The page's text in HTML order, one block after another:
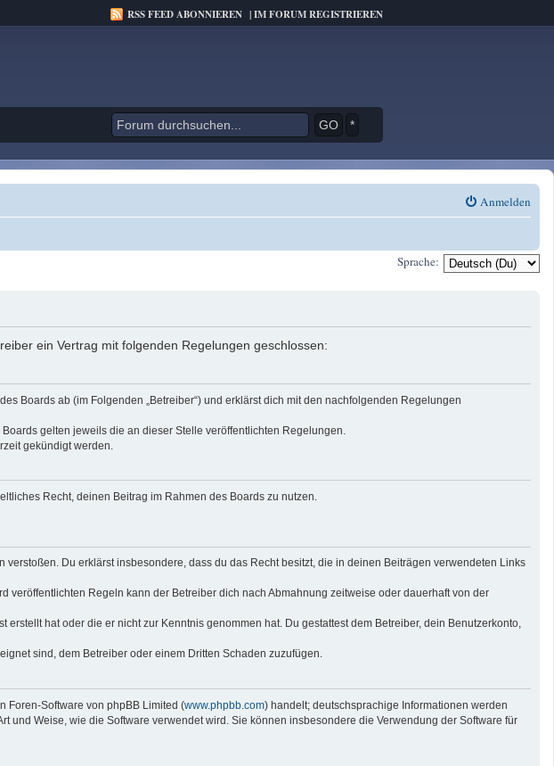
RSS FEED ABONNIEREN |IM FORUM REGISTRIEREN
*
Anmelden
Sprache:
ein Vertrag mit folgenden Regelungen geschlossen:
Boards ab (im Folgenden „Betreiber“) und erklärst dich mit den nachfolgenden Regelungen
gelten jeweils die an dieser Stelle veröffentlichten Regelungen.
gekündigt werden.
Recht, deinen Beitrag im Rahmen des Boards zu nutzen.
Du erklärst insbesondere, dass du das Recht besitzt, die in deinen Beiträgen verwendeten Links
Regeln kann der Betreiber dich nach Abmahnung zeitweise oder dauerhaft von der
hat oder die er nicht zur Kenntnis genommen hat. Du gestattest dem Betreiber, dein Benutzerkonto,
sind, dem Betreiber oder einem Dritten Schaden zuzufügen.
Foren-Software von phpBB Limited (www.phpbb.com) handelt; deutschsprachige Informationen werden
und Weise, wie die Software verwendet wird. Sie können insbesondere die Verwendung der Software für